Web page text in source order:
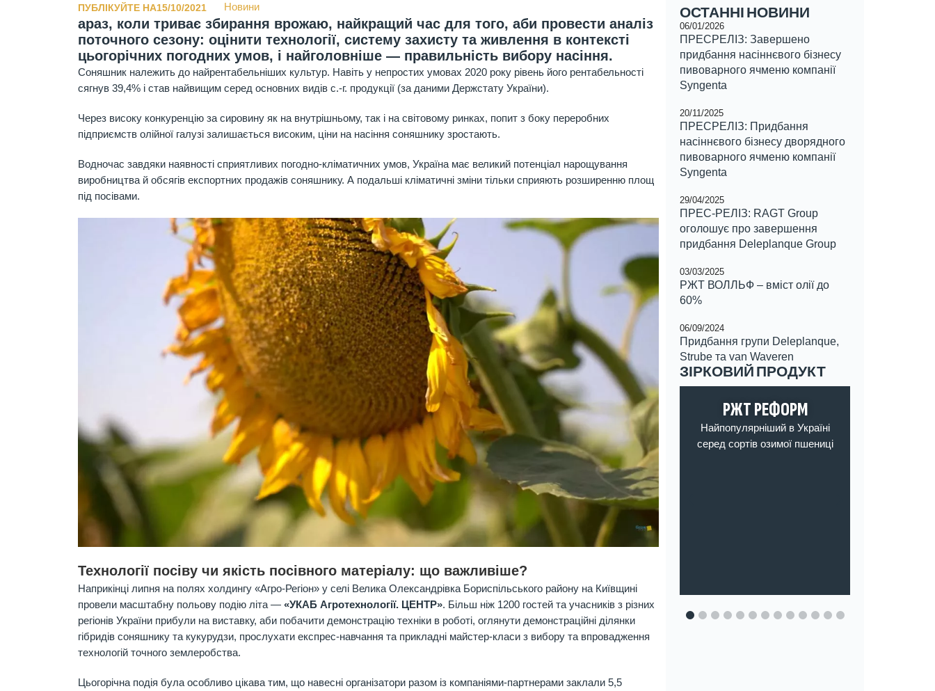
ПУБЛІКУЙТЕ НА15/10/2021 Новини
араз, коли триває збирання врожаю, найкращий час для того, аби провести аналіз
поточного сезону: оцінити технології, систему захисту та живлення в контексті
цьогорічних погодних умов, і найголовніше — правильність вибору насіння.
Соняшник належить до найрентабельніших культур. Навіть у непростих умовах 2020 року рівень його рентабельності
сягнув 39,4% і став найвищим серед основних видів с.-г. продукції (за даними Держстату України).
Через високу конкуренцію за сировину як на внутрішньому, так і на світовому ринках, попит з боку переробних
підприємств олійної галузі залишається високим, ціни на насіння соняшнику зростають.
Водночас завдяки наявності сприятливих погодно-кліматичних умов, Україна має великий потенціал нарощування
виробництва й обсягів експортних продажів соняшнику. А подальші кліматичні зміни тільки сприяють розширенню площ
під посівами.
Технології посіву чи якість посівного матеріалу: що важливіше?
Наприкінці липня на полях холдингу «Агро-Регіон» у селі Велика Олександрівка Бориспільського району на Київщині
провели масштабну польову подію літа — «УКАБ Агротехнології. ЦЕНТР». Більш ніж 1200 гостей та учасників з різних
регіонів України прибули на виставку, аби побачити демонстрацію техніки в роботі, оглянути демонстраційні ділянки
гібридів соняшнику та кукурудзи, прослухати експрес-навчання та прикладні майстер-класи з вибору та впровадження
технологій точного землеробства.
Цьогорічна подія була особливо цікава тим, що навесні організатори разом із компаніями-партнерами заклали 5,5
ОСТАННІ НОВИНИ
06/01/2026
ПРЕСРЕЛІЗ: Завершено
придбання насіннєвого бізнесу
пивоварного ячменю компанії
Syngenta
20/11/2025
ПРЕСРЕЛІЗ: Придбання
насіннєвого бізнесу дворядного
пивоварного ячменю компанії
Syngenta
29/04/2025
ПРЕС-РЕЛІЗ: RAGT Group
оголошує про завершення
придбання Deleplanque Group
03/03/2025
РЖТ ВОЛЛЬФ – вміст олії до
60%
06/09/2024
Придбання групи Deleplanque,
Strube та van Waveren
ЗІРКОВИЙ ПРОДУКТ
РЖТ ГЮККСО
Найкращий вибір у своїй
групі ФАО
Stressless Dry
РЖТ РЕФОРМ
Найпопулярніший в Україні
серед сортів озимої пшениці
4 5 6 7 8 9 10111213